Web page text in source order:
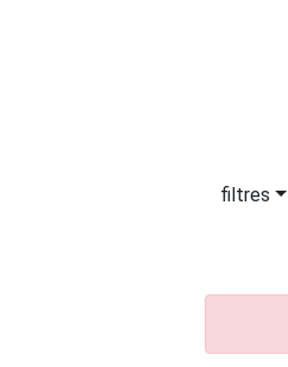
filtres